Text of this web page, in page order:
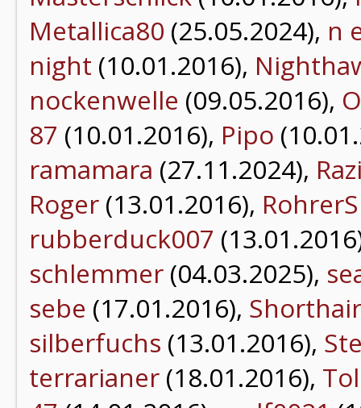
Metallica80 (25.05.2024), n
night (10.01.2016),
nockenwelle (09.05.2016),
87 (10.01.2016), Pipo
ramamara (27.11.2024),
Roger (13.01.2016), RohrerS
rubberduck007
schlemmer (04.03.2025),
sebe (17.01.2016),
silberfuchs (13.01.2016),
terrarianer (18.01.2016),